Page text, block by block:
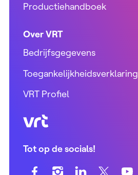
Productiehandboek
Over VRT
Bedrijfsgegevens
Toegankelijkheidsverklaring
VRT Profiel
VRT (home)
Tot op de socials!